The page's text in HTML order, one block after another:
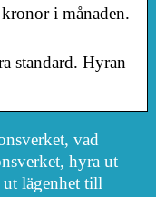
i månaden.
­standard. Hyran
vad
hyra ut
lägenhet till